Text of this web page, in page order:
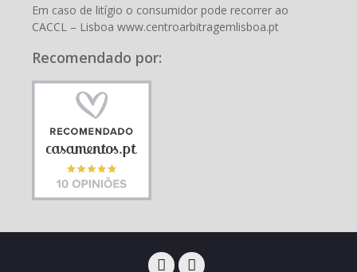
Em caso de litígio o consumidor pode recorrer ao
CACCL – Lisboa www.centroarbitragemlisboa.pt
Recomendado por: